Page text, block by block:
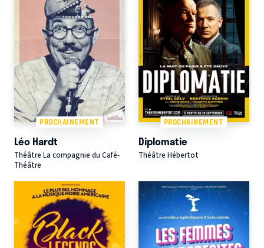
PROCHAINEMENT
Léo Hardt
Théâtre La compagnie du Café-
Théâtre
PROCHAINEMENT
Diplomatie
Théâtre Hébertot